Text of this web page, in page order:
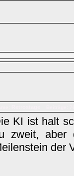
KI ist halt
zweit, aber
der